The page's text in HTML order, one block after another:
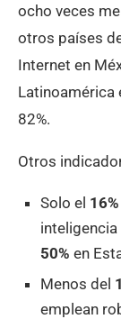
ocho veces
otros países
Internet en
Latinoamérica
82%.
Otros
Solo el 16%
50% en
Menos del
emplean